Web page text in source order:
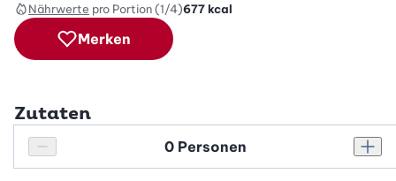
Nährwerte pro Portion (1/4)677kcal
Merken
Zutaten
Personenanzahl verringern
Personenanzahl